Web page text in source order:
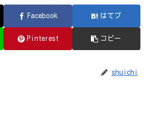
Facebook はてブ
Pinterest コピー
shuichi